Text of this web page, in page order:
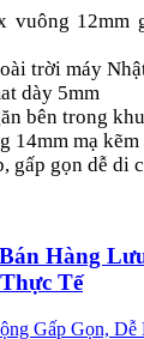
vuông 12mm
trời máy
dày 5mm
bên trong
14mm mạ
gấp gọn dễ di
Hàng
Tế